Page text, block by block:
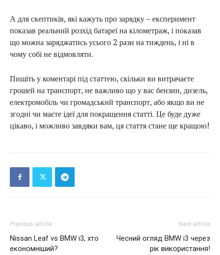
А для скептиків, які кажуть про зарядку – експеримент
показав реальний розхід батареї на кілометраж, і показав
що можна заряджатись усього 2 рази на тиждень, і ні в
чому собі не відмовляти.
Пишіть у коментарі під статтею, скільки ви витрачаєте
грошей на транспорт, не важливо що у вас бензин, дизель,
електромобіль чи громадський транспорт, або якщо ви не
згодні чи маєте ідеї для покращення статті. Це буде дуже
цікаво, і можливо завдяки вам, ця стаття стане ще кращою!
Previous article
Nissan Leaf vs BMW i3, хто
економніший?
Next article
Чесний огляд BMW i3 через
рік використання!